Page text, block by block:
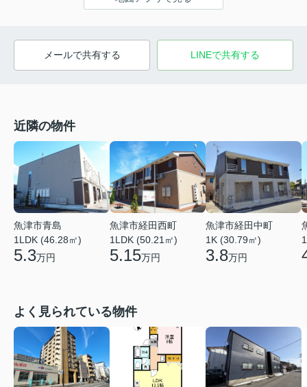
メールで共有する LINEで共有する
近隣の物件
魚津市青島
1LDK (46.28㎡)
5.3万円
魚津市経田西町
1LDK (50.21㎡)
5.15万円
魚津市経田中町
1K (30.79㎡)
3.8万円
よく見られている物件